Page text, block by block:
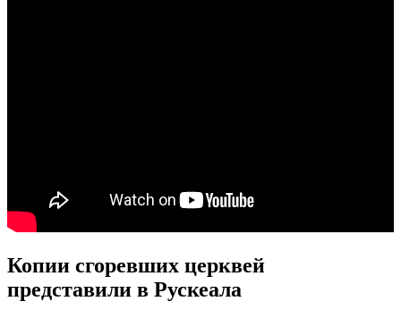
Копии сгоревших церквей
представили в Рускеала